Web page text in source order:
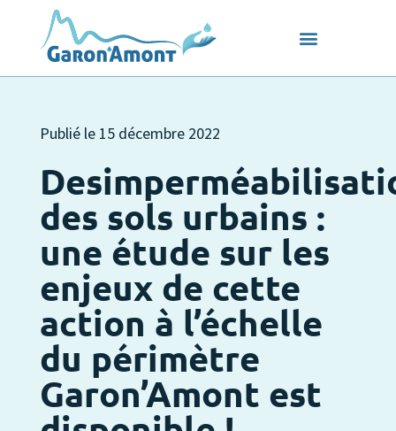
Publié le 15 décembre 2022
des sols urbains :
une étude sur les
enjeux de cette
action à l’échelle
du périmètre
Garon’Amont est